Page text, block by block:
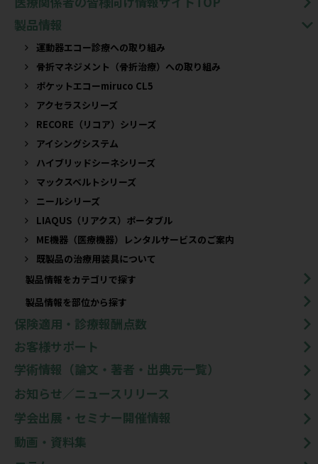
製品情報
運動器エコー診療への取り組み
骨折マネジメント（骨折治療）への取り組み
ポケットエコーmiruco CL5
アクセラスシリーズ
RECORE（リコア）シリーズ
アイシングシステム
ハイブリッドシーネシリーズ
マックスベルトシリーズ
ニールシリーズ
LIAQUS（リアクス）ポータブル
ME機器（医療機器）レンタルサービスのご案内
既製品の治療用装具について​
製品情報をカテゴリで探す
製品情報を部位から探す
保険適用・診療報酬点数
お客様サポート
学術情報（論文・著者・出典元一覧）
お知らせ／ニュースリリース
学会出展・セミナー開催情報
動画・資料集